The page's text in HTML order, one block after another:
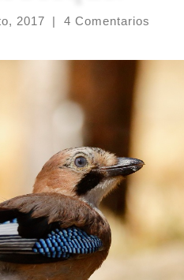
2017 | 4 Comentarios